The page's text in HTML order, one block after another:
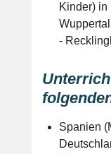
Kinder) in
-
Spanien